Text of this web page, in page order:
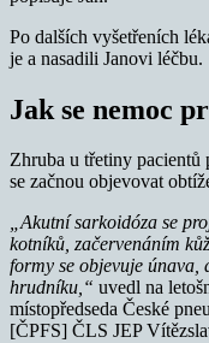
Po dalších vyšetřeních
je a nasadili Janovi léčbu.
Jak se nemoc
Zhruba u třetiny pacientů
se začnou objevovat
„Akutní sarkoidóza se
kotníků, začervenáním
formy se objevuje únava,
hrudníku,“ uvedl na
místopředseda České
[ČPFS] ČLS JEP